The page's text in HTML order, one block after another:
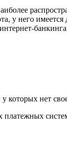
у него
нет
платежных